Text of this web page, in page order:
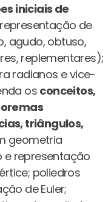
iniciais de
de
agudo, obtuso,
replementares);
radianos e vice-
os conceitos,
triângulos,
geometria
e representação
poliedros
de Euler;